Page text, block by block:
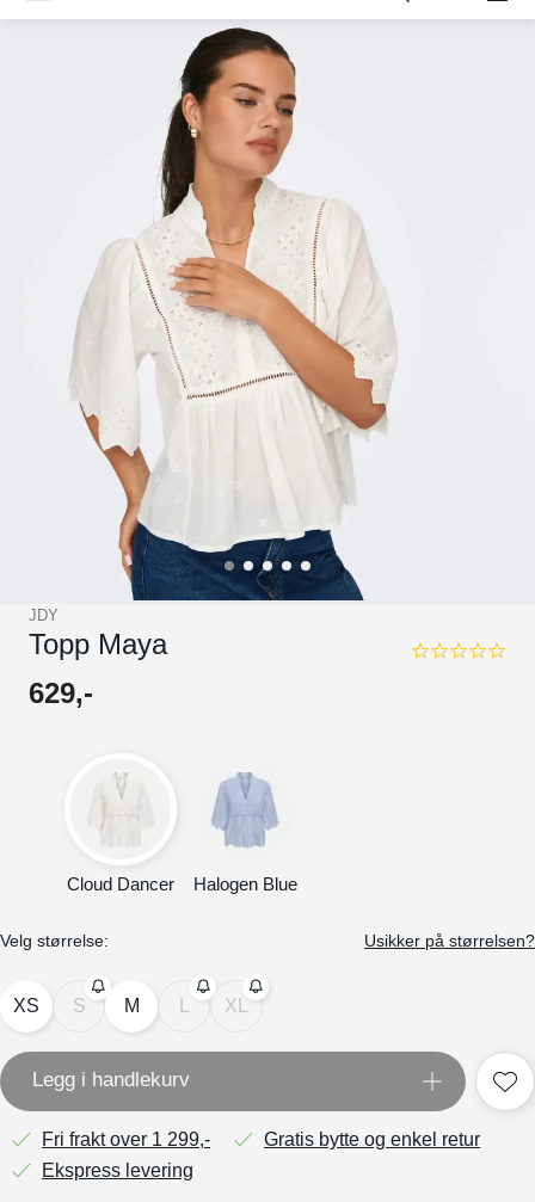
JDY
Topp Maya
0.0
629,-
Cloud Dancer Halogen Blue
Velg størrelse: Usikker på størrelsen?
XS S M XL
Legg i handlekurv
Fri frakt over 1 299,-
Gratis bytte og enkel retur
Ekspress levering